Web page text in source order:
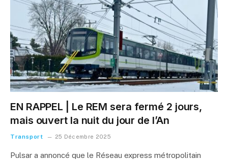
EN RAPPEL | Le REM sera fermé 2 jours,
mais ouvert la nuit du jour de l’An
Transport 25 Décembre 2025
Pulsar a annoncé que le Réseau express métropolitain